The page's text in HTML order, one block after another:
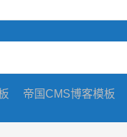
帝国CMS博客模板